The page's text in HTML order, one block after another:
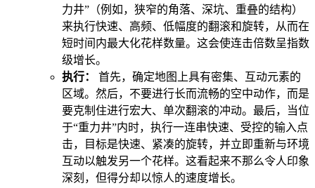
力井”（例如，狭窄的角落、深坑、重叠的结构）
来执行快速、高频、低幅度的翻滚和旋转，从而在
短时间内最大化花样数量。这会使连击倍数呈指数
级增长。
执行：
首先，确定地图上具有密集、互动元素的
区域。然后，不要进行长而流畅的空中动作，而是
要克制住进行宏大、单次翻滚的冲动。最后，当位
于“重力井”内时，执行一连串快速、受控的输入点
击，目标是快速、紧凑的旋转，并立即重新与环境
互动以触发另一个花样。这看起来不那么令人印象
深刻，但得分却以惊人的速度增长。